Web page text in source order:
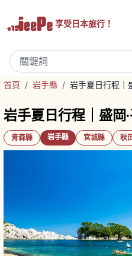
享受日本旅行！
首頁 / 岩手縣 / 岩手夏日行程｜
岩手夏日行程｜盛岡
青森縣 岩手縣 宮城縣 秋